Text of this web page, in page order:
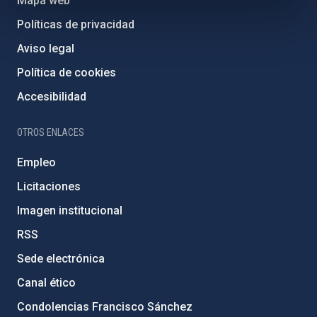
Políticas de privacidad
Aviso legal
Política de cookies
Accesibilidad
OTROS ENLACES
Empleo
Licitaciones
Imagen institucional
RSS
Sede electrónica
Canal ético
Condolencias Francisco Sánchez